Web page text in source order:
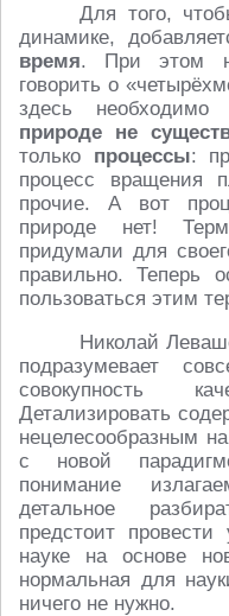
Для того,
динамике,
время. При этом
говорить о
здесь
природе не
только процессы:
процесс вращения
прочие. А вот
природе нет!
придумали для
правильно. Теперь
пользоваться этим
Николай
подразумевает
совокупность
Детализировать
нецелесообразным
с новой
понимание
детальное
предстоит
науке на основе
нормальная для
ничего не нужно.